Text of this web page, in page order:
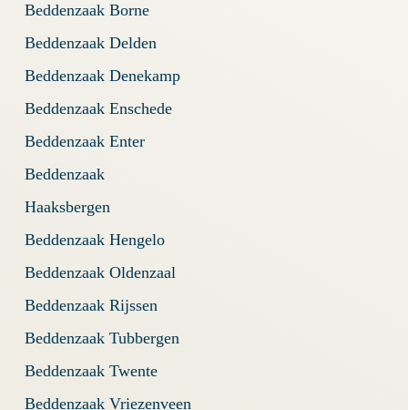
Beddenzaak Borne
Beddenzaak Delden
Beddenzaak Denekamp
Beddenzaak Enschede
Beddenzaak Enter
Beddenzaak
Haaksbergen
Beddenzaak Hengelo
Beddenzaak Oldenzaal
Beddenzaak Rijssen
Beddenzaak Tubbergen
Beddenzaak Twente
Beddenzaak Vriezenveen